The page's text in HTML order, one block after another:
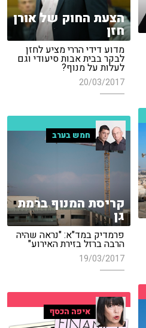
הצעת החוק של אורן
חזן
מדוע דידי הררי מציע לחזן
לבקר בבית אבות סיעודי וגם
לעלות על מנוף?
20/03/2017
חמש בערב
קריסת המנוף ברמת
גן
פרמדיק במד"א: "נראה שהיה
הרבה ברזל בזירת האירוע"
19/03/2017
איפה הכסף